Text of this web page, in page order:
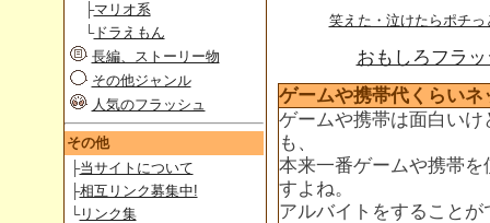
笑えた・泣けたらポチっ
おもしろフラ
ゲームや携帯代くらいネ
ゲームや携帯は面白い
も、
本来一番ゲームや携帯
すよね。
アルバイトをすること
├マリオ系
└ドラえもん
長編、ストーリー物
その他ジャンル
人気のフラッシュ
その他
├当サイトについて
├相互リンク募集中!
└リンク集